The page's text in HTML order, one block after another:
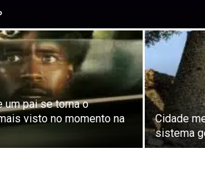
um pai se torna o
visto no momento na
Cidade
sistema